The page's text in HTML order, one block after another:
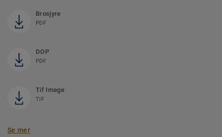
Brosjyre
PDF
DOP
PDF
Tif Image
TIF
Se mer